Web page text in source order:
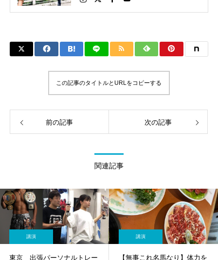
パーライト級新人王 FOKウェルター級王者
WMCライト級日本王者 トレーニング依頼は
この記事のタイトルとURLをコピーする
前の記事 次の記事
関連記事
講演
東京 出張パーソナルトレー
講演
【無事これ名馬なり】体力を